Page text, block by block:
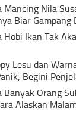
Mancing Nila
Biar Gampang
Hobi Ikan Tak
Lesu dan
Begini
Banyak Orang
Alaskan